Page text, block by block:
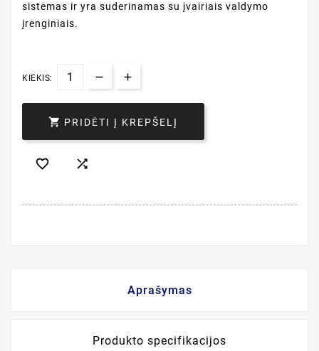
sistemas ir yra suderinamas su įvairiais valdymo
įrenginiais.
KIEKIS:
 PRIDĖTI Į KREPŠELĮ
 
Aprašymas
Produkto specifikacijos